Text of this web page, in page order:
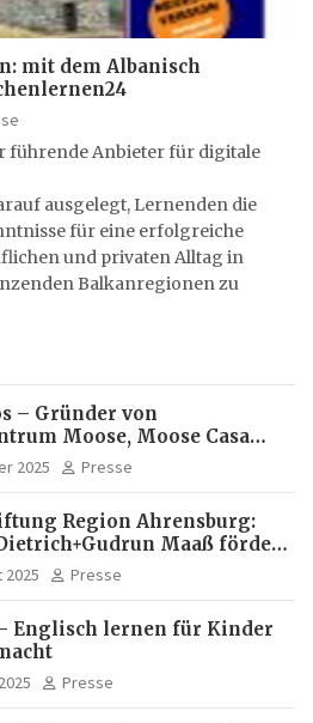
mit dem Albanisch
führende Anbieter für digitale
ausgelegt, Lernenden die
für eine erfolgreiche
und privaten Alltag in
Balkanregionen zu
– Gründer von
Moose, Moose Casa
Brasil |
Experte für Bildung
2025 Presse
Region Ahrensburg:
Maaß fördert
von Frauen
2025 Presse
Englisch lernen für Kinder
Presse